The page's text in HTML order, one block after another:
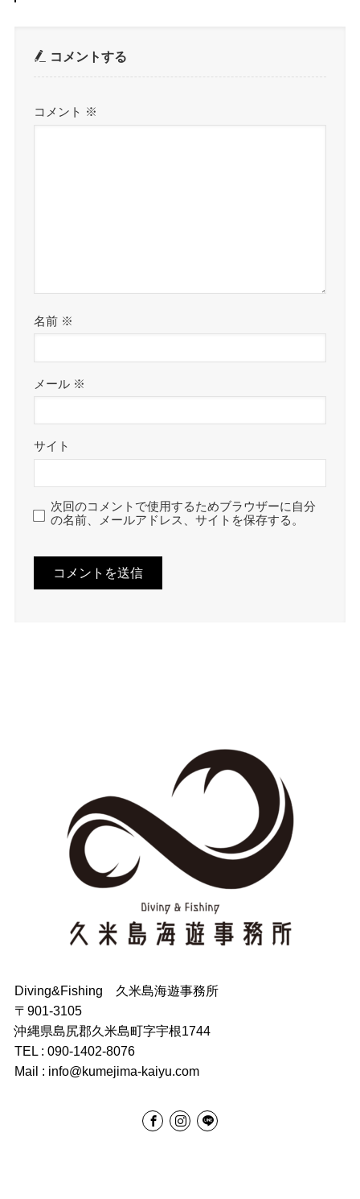
コメントする
コメント ※
名前 ※
メール ※
サイト
次回のコメントで使用するためブラウザーに自分
の名前、メールアドレス、サイトを保存する。
Diving&Fishing 久米島海遊事務所
〒901-3105
沖縄県島尻郡久米島町字宇根1744
TEL : 090-1402-8076
Mail : info@kumejima-kaiyu.com